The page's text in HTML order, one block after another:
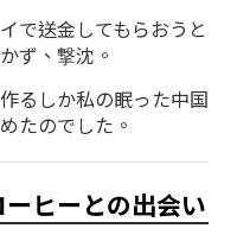
で送金してもらおうと
ず、撃沈。
るしか私の眠った中国
たのでした。
ヒーとの出会い